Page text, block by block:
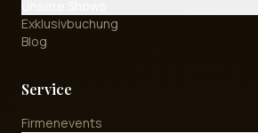
Exklusivbuchung
Blog
Service
Firmenevents